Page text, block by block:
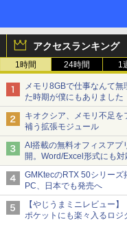
アクセスランキング
1時間 24時間 1
メモリ8GBで仕事なんて
た時期が僕にもありました
キオクシア、メモリ不足を
補う拡張モジュール
AI搭載の無料オフィスアプ
開。Word/Excel形式にも対
GMKtecのRTX 50シリーズ
PC、日本でも発売へ
【やじうまミニレビュー】
ポケットにも楽々入るロジ
ウス「Mobi Fold」。その